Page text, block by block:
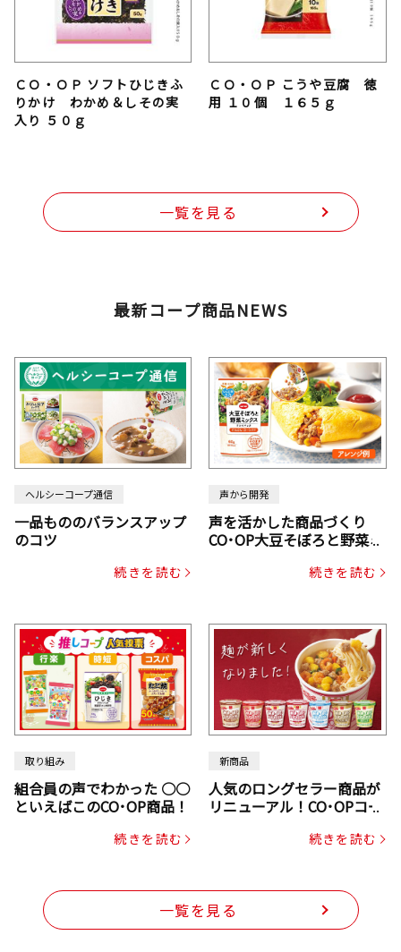
ＣＯ・ＯＰ ソフトひじきふ
りかけ わかめ＆しその実
入り ５０ｇ
ＣＯ・ＯＰ こうや豆腐 徳
用 １０個 １６５ｇ
一覧を見る
最新コープ商品NEWS
ヘルシーコープ通信
一品もののバランスアップ
のコツ
続きを読む
声から開発
声を活かした商品づくり
CO･OP大豆そぼろと野菜ミ
じん・コーン入り）続きを読む
取り組み
組合員の声でわかった ○○
といえばこのCO･OP商品！
続きを読む
新商品
人気のロングセラー商品が
リニューアル！CO･OPコー
続きを読む
一覧を見る